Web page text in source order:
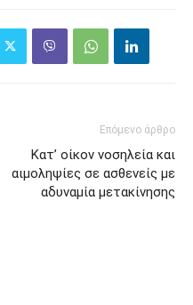
Επόμενο άρθρο
Κατ’ οίκον νοσηλεία και
αιμοληψίες σε ασθενείς με
αδυναμία μετακίνησης